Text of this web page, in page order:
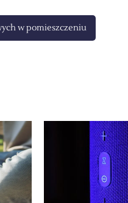
w pomieszczeniu